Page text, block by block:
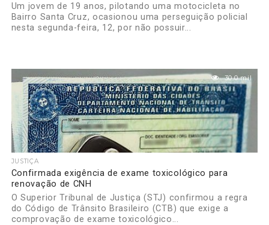
Um jovem de 19 anos, pilotando uma motocicleta no
Bairro Santa Cruz, ocasionou uma perseguição policial
nesta segunda-feira, 12, por não possuir...
30.0 mil
JUSTIÇA
Confirmada exigência de exame toxicológico para
renovação de CNH
O Superior Tribunal de Justiça (STJ) confirmou a regra
do Código de Trânsito Brasileiro (CTB) que exige a
comprovação de exame toxicológico...